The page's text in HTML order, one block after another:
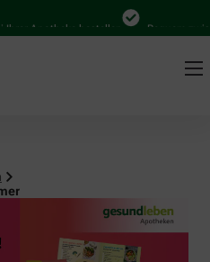
Apotheke bestellen Bequem